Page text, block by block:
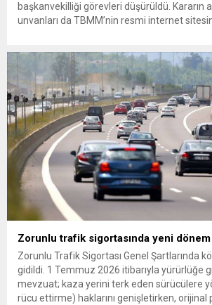
başkanvekilliği görevleri düşürüldü. Kararın
unvanları da TBMM’nin resmi internet
çıkarma cezası uygulanmak üzere Yüksek
(YDK) sevk edilen ve partideki tüm
Zorunlu trafik sigortasında yeni dönem
Zorunlu Trafik Sigortası Genel Şartlarında
gidildi. 1 Temmuz 2026 itibarıyla yürürlüğe
mevzuat; kaza yerini terk eden sürücülere
rücu ettirme) haklarını genişletirken, orijinal